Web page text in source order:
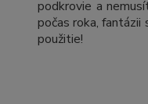
podkrovie a
počas roka, fantázii
použitie!